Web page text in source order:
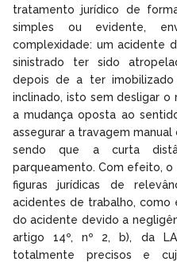
tratamento jurídico de
simples ou evidente,
complexidade: um acidente
sinistrado ter sido
depois de a ter
inclinado, isto sem desligar
a mudança oposta ao
assegurar a travagem
sendo que a curta
parqueamento. Com efeito,
figuras jurídicas de
acidentes de trabalho, como
do acidente devido a
artigo 14º, nº 2, b), da
totalmente precisos e